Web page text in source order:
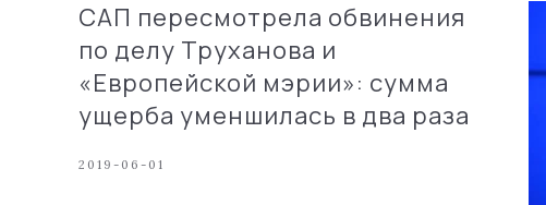
САП пересмотрела обвинения
по делу Труханова и
«Европейской мэрии»: сумма
ущерба уменшилась в два раза
2019-06-01